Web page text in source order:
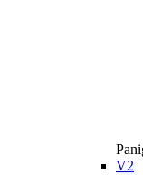
V2